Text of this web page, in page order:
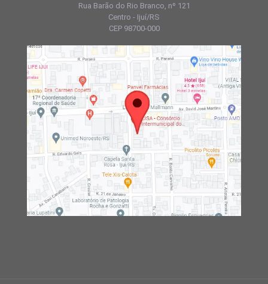
Rua Barão do Rio Branco, nº 121
Centro - Ijuí/RS
CEP 98700-000